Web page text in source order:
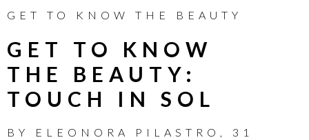
GET TO KNOW THE BEAUTY
GET TO KNOW
THE BEAUTY:
TOUCH IN SOL
BY ELEONORA PILASTRO , 31